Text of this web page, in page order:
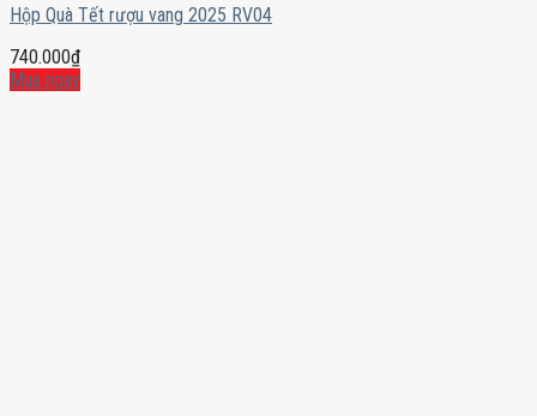
Hộp Quà Tết rượu vang 2025 RV04
740.000₫
Mua ngay